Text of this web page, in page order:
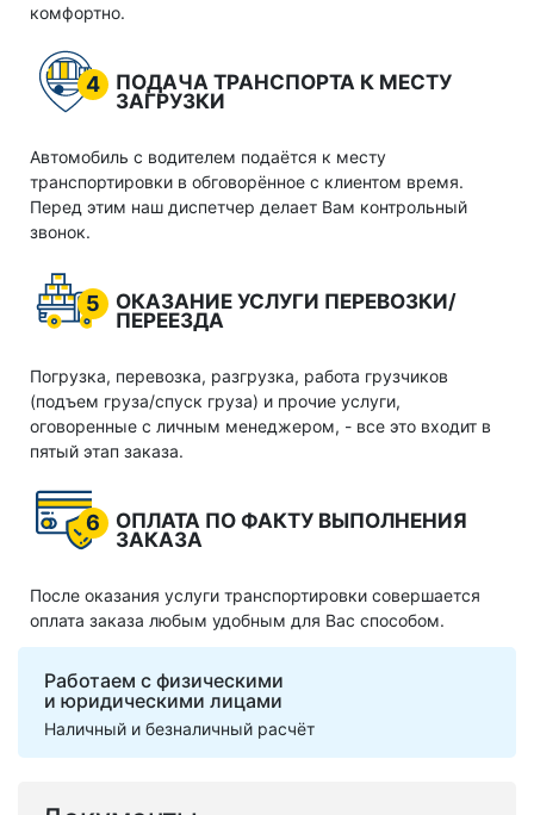
комфортно.
4
ПОДАЧА ТРАНСПОРТА К МЕСТУ
ЗАГРУЗКИ
Автомобиль с водителем подаётся к месту
транспортировки в обговорённое с клиентом время.
Перед этим наш диспетчер делает Вам контрольный
звонок.
5
ОКАЗАНИЕ УСЛУГИ ПЕРЕВОЗКИ/
ПЕРЕЕЗДА
Погрузка, перевозка, разгрузка, работа грузчиков
(подъем груза/спуск груза) и прочие услуги,
оговоренные с личным менеджером, - все это входит в
пятый этап заказа.
6
ОПЛАТА ПО ФАКТУ ВЫПОЛНЕНИЯ
ЗАКАЗА
После оказания услуги транспортировки совершается
оплата заказа любым удобным для Вас способом.
Работаем с физическими
и юридическими лицами
Наличный и безналичный расчёт